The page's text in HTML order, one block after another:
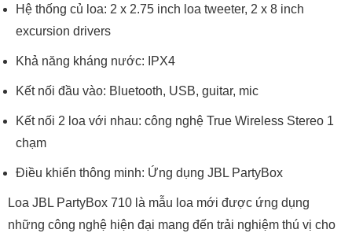
Hệ thống củ loa: 2 x 2.75 inch loa tweeter, 2 x 8 inch
excursion drivers
Khả năng kháng nước: IPX4
Kết nối đầu vào: Bluetooth, USB, guitar, mic
Kết nối 2 loa với nhau: công nghệ True Wireless Stereo 1
chạm
Điều khiển thông minh: Ứng dụng JBL PartyBox
Loa JBL PartyBox 710 là mẫu loa mới được ứng dụng
những công nghệ hiện đại mang đến trải nghiệm thú vị cho